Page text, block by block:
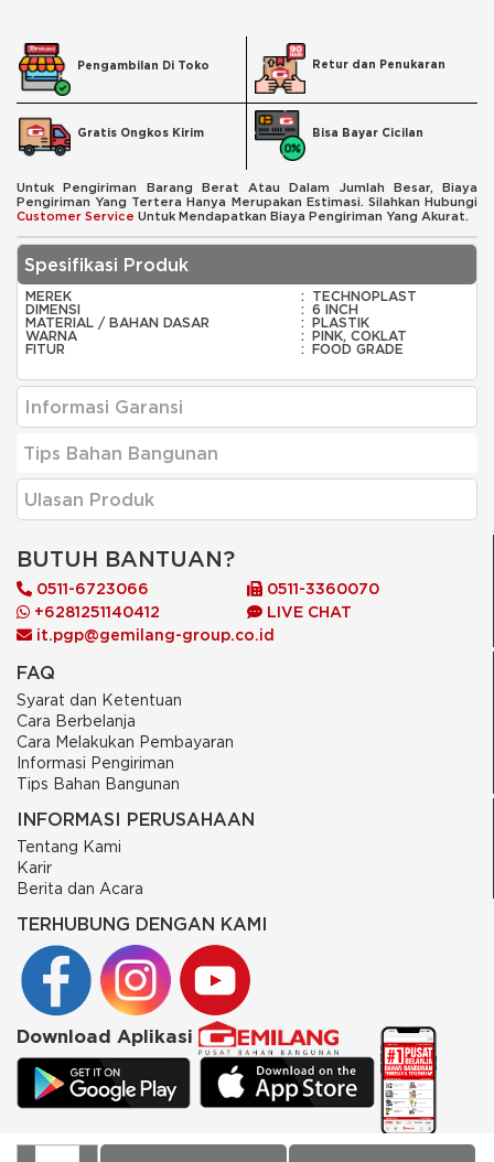
Pengambilan Di Toko Retur dan Penukaran
Gratis Ongkos Kirim Bisa Bayar Cicilan
Untuk Pengiriman Barang Berat Atau Dalam Jumlah Besar, Biaya
Pengiriman Yang Tertera Hanya Merupakan Estimasi. Silahkan Hubungi
Customer Service Untuk Mendapatkan Biaya Pengiriman Yang Akurat.
Spesifikasi Produk
MEREK : TECHNOPLAST
DIMENSI
: 6 INCH
MATERIAL / BAHAN DASAR
: PLASTIK
WARNA
: PINK, COKLAT
FITUR
: FOOD GRADE
Informasi Garansi
Tips Bahan Bangunan
Ulasan Produk
BUTUH BANTUAN?
0511-6723066
0511-3360070
+6281251140412
LIVE CHAT
it.pgp@gemilang-group.co.id
FAQ
Syarat dan Ketentuan
Cara Berbelanja
Cara Melakukan Pembayaran
Informasi Pengiriman
Tips Bahan Bangunan
INFORMASI PERUSAHAAN
Tentang Kami
Karir
Berita dan Acara
TERHUBUNG DENGAN KAMI
Download Aplikasi